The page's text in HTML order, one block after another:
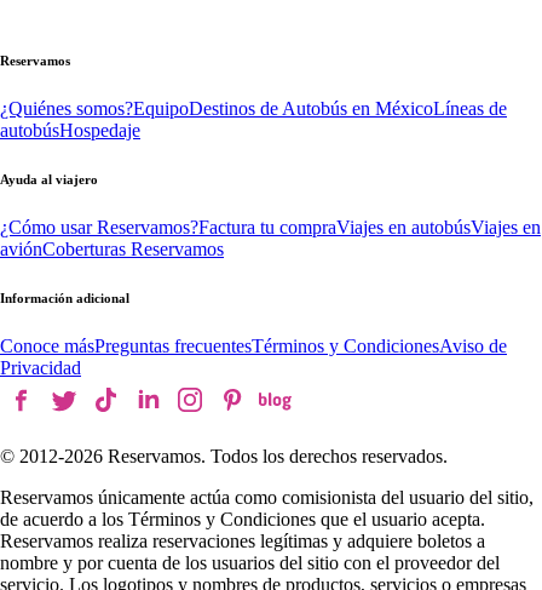
Reservamos
¿Quiénes somos?EquipoDestinos de Autobús en MéxicoLíneas de
autobúsHospedaje
Ayuda al viajero
¿Cómo usar Reservamos?Factura tu compraViajes en autobúsViajes en
aviónCoberturas Reservamos
Información adicional
Conoce másPreguntas frecuentesTérminos y CondicionesAviso de
Privacidad
© 2012-2026 Reservamos. Todos los derechos reservados.
Reservamos únicamente actúa como comisionista del usuario del sitio,
de acuerdo a los Términos y Condiciones que el usuario acepta.
Reservamos realiza reservaciones legítimas y adquiere boletos a
nombre y por cuenta de los usuarios del sitio con el proveedor del
servicio. Los logotipos y nombres de productos, servicios o empresas